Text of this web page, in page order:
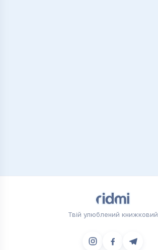
Твій улюблений книжковий